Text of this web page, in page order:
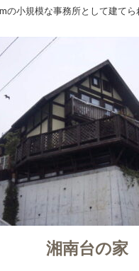
の小規模な事務所として建て
湘南台の家